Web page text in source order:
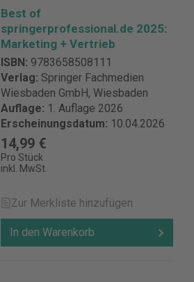
Best of
springerprofessional.de 2025:
Marketing + Vertrieb
ISBN: 9783658508111
Verlag: Springer Fachmedien
Wiesbaden GmbH, Wiesbaden
Auflage: 1. Auflage 2026
Erscheinungsdatum: 10.04.2026
14,99 €
Pro Stück
inkl. MwSt.
Zur Merkliste hinzufügen
In den Warenkorb